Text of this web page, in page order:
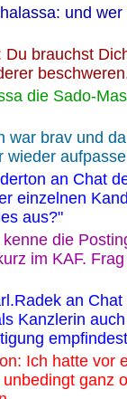
und
Du brauchst
die Sado-
war brav und
wieder
an Chat
einzelnen
aus?"
die
im KAF.
an
Kanzlerin
Ich hatte vor
ganz